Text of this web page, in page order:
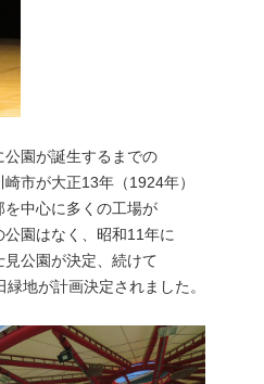
公園が誕生するまでの
市が大正13年（1924年）
中心に多くの工場が
園はなく、昭和11年に
公園が決定、続けて
地が計画決定されました。